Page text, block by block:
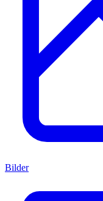
Bilder